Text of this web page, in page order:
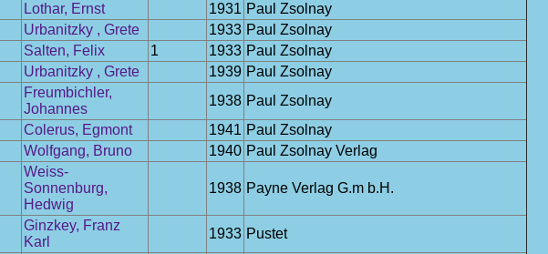
Lothar, Ernst 1931 Paul Zsolnay
Urbanitzky , Grete 1933 Paul Zsolnay
Salten, Felix 1 1933 Paul Zsolnay
Urbanitzky , Grete 1939 Paul Zsolnay
Freumbichler,
Johannes
1938 Paul Zsolnay
Colerus, Egmont 1941 Paul Zsolnay
Wolfgang, Bruno 1940 Paul Zsolnay Verlag
Weiss-
Sonnenburg,
Hedwig
1938 Payne Verlag G.m b.H.
Ginzkey, Franz
Karl
1933 Pustet